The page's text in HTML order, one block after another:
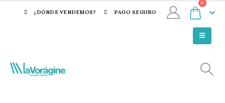
¿DÓNDE VENDEMOS? PAGO SEGURO
0